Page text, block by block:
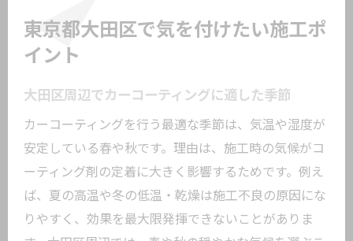
大田区で安心できるカーコーティングの
失敗しないための問い合わせ時の質問例
後悔しないカーコーティングの選択ガイド
カーコーティング選択時の比較ポイント
納得できるサービス選びのコツ
後悔しないための事前準備と確認事項
カーコーティング保証内容のチェック方
東京都大田区で気を付けたい施工ポ
イント
大田区周辺でカーコーティングに適した季節
カーコーティングを行う最適な季節は、気温や湿度が
安定している春や秋です。理由は、施工時の気候がコ
ーティング剤の定着に大きく影響するためです。例え
ば、夏の高温や冬の低温・乾燥は施工不良の原因にな
りやすく、効果を最大限発揮できないことがありま